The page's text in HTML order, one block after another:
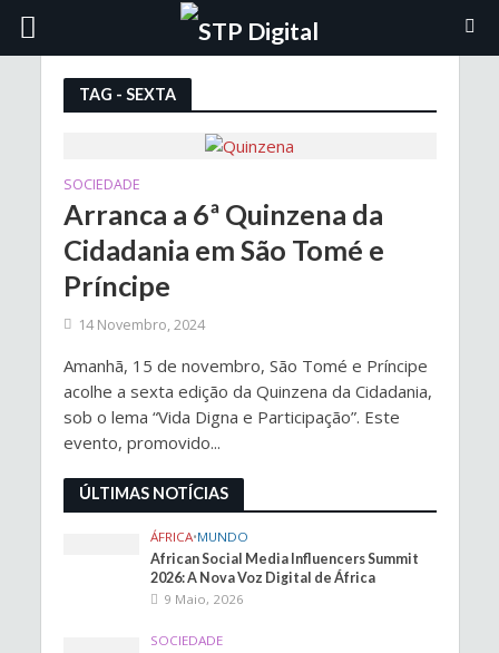
TAG - SEXTA
SOCIEDADE
Arranca a 6ª Quinzena da
Cidadania em São Tomé e
Príncipe
14 Novembro, 2024
Amanhã, 15 de novembro, São Tomé e Príncipe
acolhe a sexta edição da Quinzena da Cidadania,
sob o lema “Vida Digna e Participação”. Este
evento, promovido...
ÚLTIMAS NOTÍCIAS
ÁFRICA•MUNDO
African Social Media Influencers Summit
2026: A Nova Voz Digital de África
9 Maio, 2026
SOCIEDADE